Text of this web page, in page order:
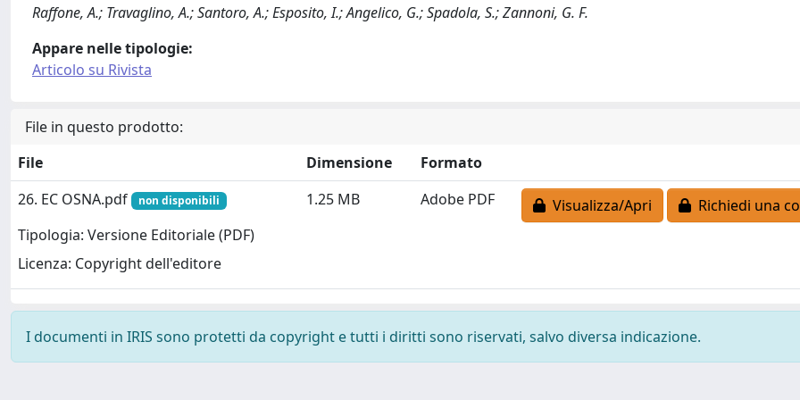
Raffone, A.; Travaglino, A.; Santoro, A.; Esposito, I.; Angelico, G.; Spadola, S.; Zannoni, G. F.
Appare nelle tipologie:
Articolo su Rivista
File in questo prodotto:
File
Dimensione
Formato
26. EC OSNA.pdf
non disponibili
Tipologia: Versione Editoriale (PDF)
Licenza: Copyright dell'editore
1.25 MB Adobe PDF Visualizza/Apri Richiedi una
I documenti in IRIS sono protetti da copyright e tutti i diritti sono riservati, salvo diversa indicazione.